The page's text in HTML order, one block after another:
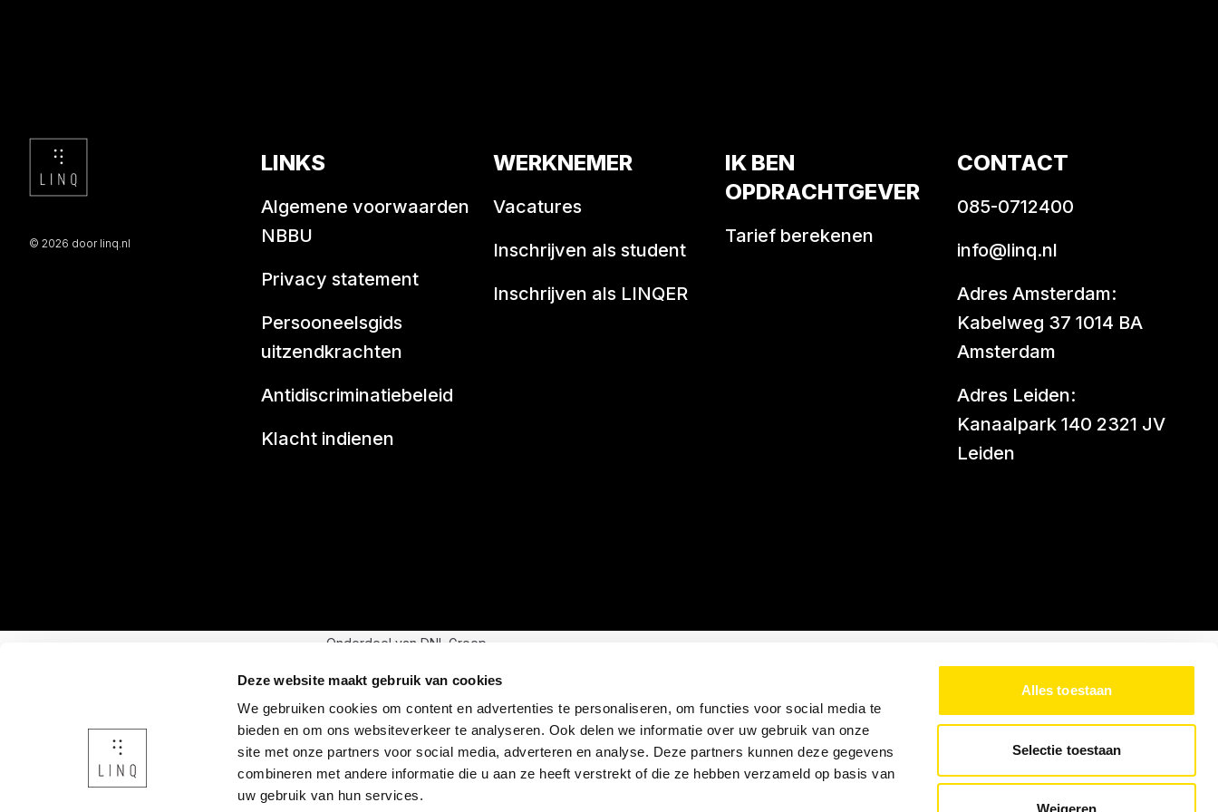
Deze website maakt gebruik van cookies
We gebruiken cookies om content en advertenties te personaliseren, om functies voor social media te
bieden en om ons websiteverkeer te analyseren. Ook delen we informatie over uw gebruik van onze
site met onze partners voor social media, adverteren en analyse. Deze partners kunnen deze gegevens
combineren met andere informatie die u aan ze heeft verstrekt of die ze hebben verzameld op basis van
uw gebruik van hun services.
Alles toestaan
Selectie toestaan
Weigeren
© 2026 door linq.nl
LINKS
Algemene voorwaarden
NBBU
Privacy statement
Persooneelsgids
uitzendkrachten
Antidiscriminatiebeleid
Klacht indienen
WERKNEMER
Vacatures
Inschrijven als student
Inschrijven als LINQER
IK BEN
OPDRACHTGEVER
Tarief berekenen
CONTACT
085-0712400
info@linq.nl
Adres Amsterdam:
Kabelweg 37 1014 BA
Amsterdam
Adres Leiden:
Kanaalpark 140 2321 JV
Leiden
Onderdeel van DNL Groep